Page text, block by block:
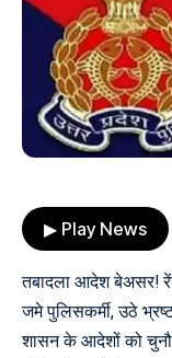
▶ Play News
तबादला आदेश बेअसर!
जमे पुलिसकर्मी, उठे
शासन के आदेशों को